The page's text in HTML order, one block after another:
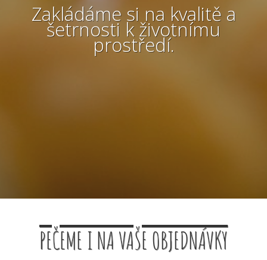
Zakládáme si na kvalitě a
šetrnosti k životnímu
prostředí.
PEČEME I NA VAŠE OBJEDNÁVKY